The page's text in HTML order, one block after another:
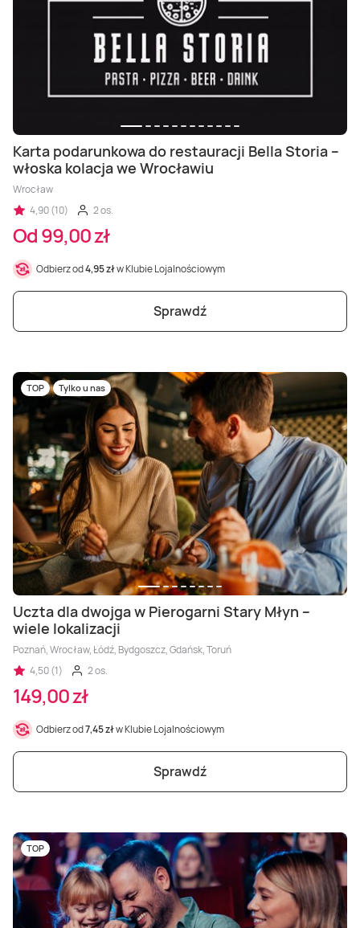
Karta podarunkowa do restauracji Bella Storia –
włoska kolacja we Wrocławiu
Wrocław
4,90 (10)
2 os.
Od 99,00 zł
Odbierz od4,95 złw Klubie Lojalnościowym
Sprawdź
TOP Tylko u nas
Uczta dla dwojga w Pierogarni Stary Młyn –
wiele lokalizacji
Poznań, Wrocław, Łódź, Bydgoszcz, Gdańsk, Toruń
4,50 (1)
2 os.
149,00 zł
Odbierz od7,45 złw Klubie Lojalnościowym
Sprawdź
TOP